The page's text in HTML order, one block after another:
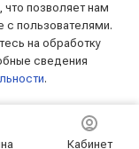
позволяет нам
с пользователями.
на обработку
сведения
.
Кабинет